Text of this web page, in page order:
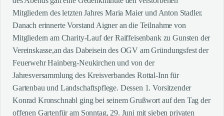
Mitgliedern des letzten Jahres Maria Maier und Anton Stadler.
Danach erinnerte Vorstand Aigner an die Teilnahme von
Mitgliedern am Charity-Lauf der Raiffeisenbank zu Gunsten der
Vereinskasse,an das Dabeisein des OGV am Gründungsfest der
Feuerwehr Hainberg-Neukirchen und von der
Jahresversammlung des Kreisverbandes Rottal-Inn für
Gartenbau und Landschaftspflege. Dessen 1. Vorsitzender
Konrad Kronschnabl ging bei seinem Grußwort auf den Tag der
offenen Gartenfür am Sonntag, 29. Juni mit sieben privaten